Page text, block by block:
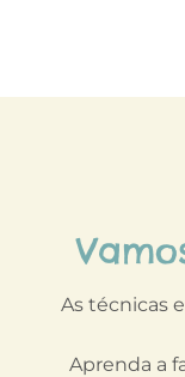
As técnicas
Aprenda a